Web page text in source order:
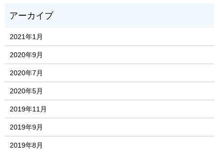
2021年1月
2020年9月
2020年7月
2020年5月
2019年11月
2019年9月
2019年8月